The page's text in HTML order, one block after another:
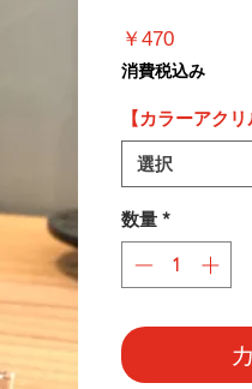
￥470価
格
消費税込み
【カラーアクリ
選択
数量 *